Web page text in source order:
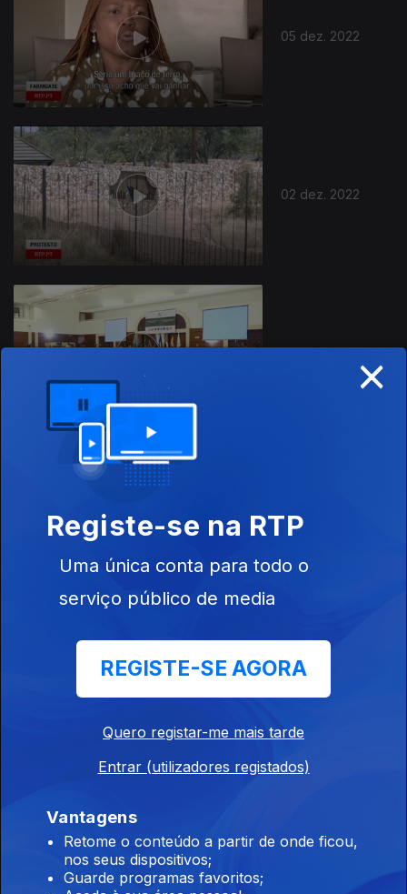
05 dez. 2022
02 dez. 2022
01 dez. 2022
29 nov. 2022
×
Registe-se na RTP
Uma única conta para todo o
serviço público de media
REGISTE-SE AGORA
Quero registar-me mais tarde
Entrar (utilizadores registados)
Vantagens
Retome o conteúdo a partir de onde ficou,
nos seus dispositivos;
Guarde programas favoritos;